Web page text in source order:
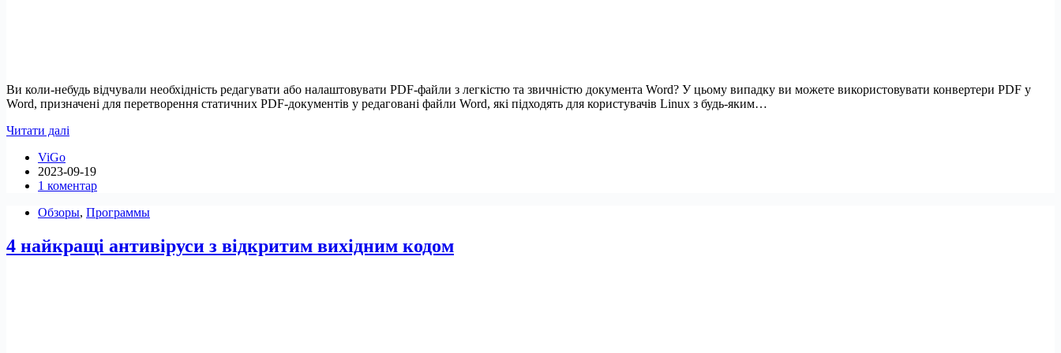
Ви коли-небудь відчували необхідність редагувати або налаштовувати PDF-файли з легкістю та звичністю документа Word? У цьому випадку ви можете використовувати конвертери PDF у
Word, призначені для перетворення статичних PDF-документів у редаговані файли Word, які підходять для користувачів Linux з будь-яким…
Читати далі
PDF
в
для
ViGo
2023-09-19
1 коментар
Обзоры, Программы
4 найкращі антивіруси з відкритим вихідним кодом